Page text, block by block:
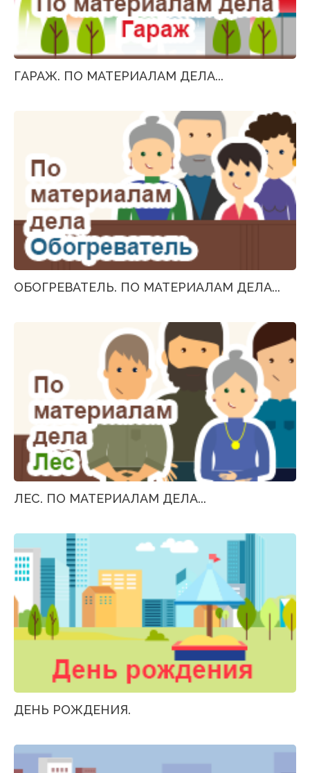
ГАРАЖ. ПО МАТЕРИАЛАМ ДЕЛА...
ОБОГРЕВАТЕЛЬ. ПО МАТЕРИАЛАМ ДЕЛА...
ЛЕС. ПО МАТЕРИАЛАМ ДЕЛА...
ДЕНЬ РОЖДЕНИЯ.